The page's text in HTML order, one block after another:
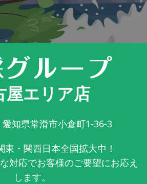
屋エリア店
愛知県常滑市小倉町1-36-3
東・関西日本全国拡大中！
対応でお客様のご要望にお応え
します。